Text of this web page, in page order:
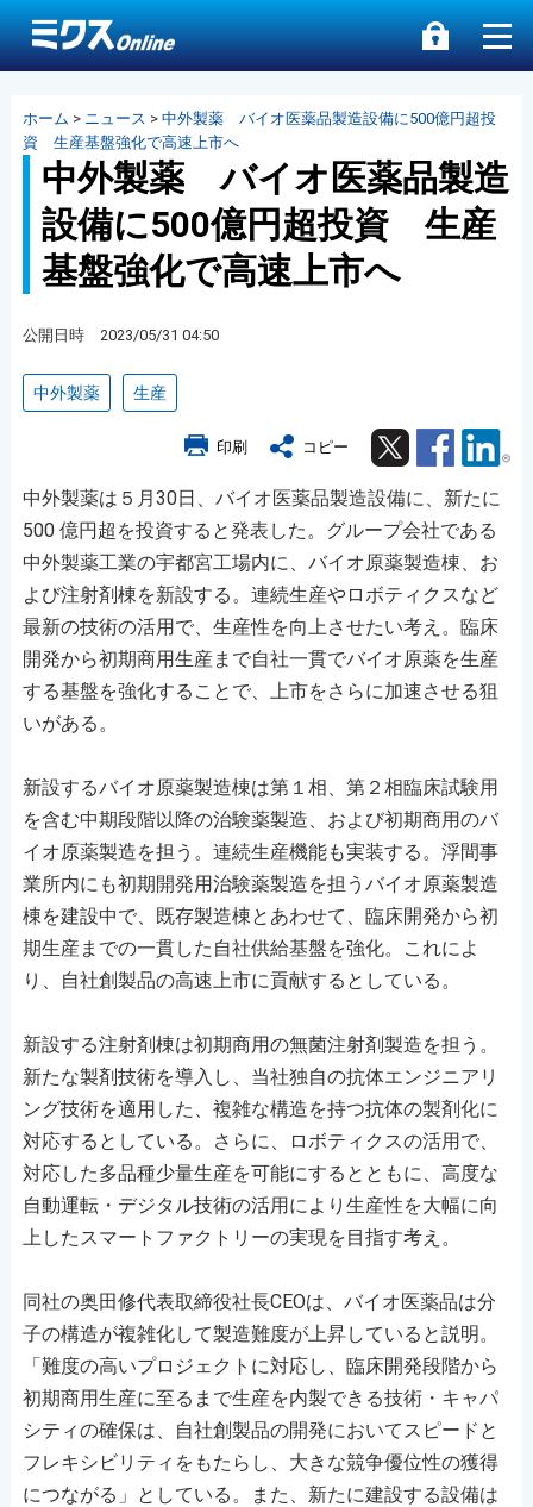
ホーム > ニュース > 中外製薬 バイオ医薬品製造設備に500億円超投
資 生産基盤強化で高速上市へ
中外製薬 バイオ医薬品製造
設備に500億円超投資 生産
基盤強化で高速上市へ
公開日時 2023/05/31 04:50
中外製薬 生産
印刷 コピー Twitter Facebook
中外製薬は５月30日、バイオ医薬品製造設備に、新たに
500 億円超を投資すると発表した。グループ会社である
中外製薬工業の宇都宮工場内に、バイオ原薬製造棟、お
よび注射剤棟を新設する。連続生産やロボティクスなど
最新の技術の活用で、生産性を向上させたい考え。臨床
開発から初期商用生産まで自社一貫でバイオ原薬を生産
する基盤を強化することで、上市をさらに加速させる狙
いがある。
新設するバイオ原薬製造棟は第１相、第２相臨床試験用
を含む中期段階以降の治験薬製造、および初期商用のバ
イオ原薬製造を担う。連続生産機能も実装する。浮間事
業所内にも初期開発用治験薬製造を担うバイオ原薬製造
棟を建設中で、既存製造棟とあわせて、臨床開発から初
期生産までの一貫した自社供給基盤を強化。これによ
り、自社創製品の高速上市に貢献するとしている。
新設する注射剤棟は初期商用の無菌注射剤製造を担う。
新たな製剤技術を導入し、当社独自の抗体エンジニアリ
ング技術を適用した、複雑な構造を持つ抗体の製剤化に
対応するとしている。さらに、ロボティクスの活用で、
対応した多品種少量生産を可能にするとともに、高度な
自動運転・デジタル技術の活用により生産性を大幅に向
上したスマートファクトリーの実現を目指す考え。
同社の奥田修代表取締役社長CEOは、バイオ医薬品は分
子の構造が複雑化して製造難度が上昇していると説明。
「難度の高いプロジェクトに対応し、臨床開発段階から
初期商用生産に至るまで生産を内製できる技術・キャパ
シティの確保は、自社創製品の開発においてスピードと
フレキシビリティをもたらし、大きな競争優位性の獲得
につながる」としている。また、新たに建設する設備は